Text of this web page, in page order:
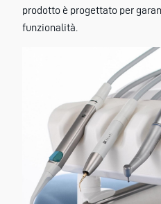
prodotto è progettato per
funzionalità.